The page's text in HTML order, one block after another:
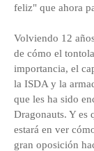
feliz" que ahora
Volviendo 12
de cómo el
importancia, el
la ISDA y la
que les ha sido
Dragonauts. Y es
estará en ver
gran oposición